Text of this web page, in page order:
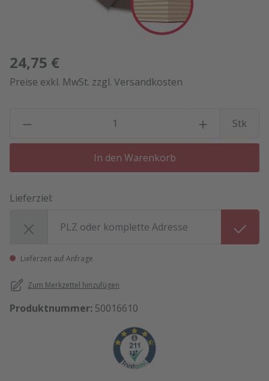
24,75 €
Preise exkl. MwSt. zzgl. Versandkosten
Stk
In den Warenkorb
Lieferziel:
Lieferzeit auf Anfrage
Zum Merkzettel hinzufügen
Produktnummer: 50016610